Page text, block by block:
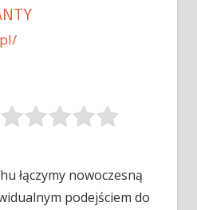
łączymy nowoczesną
podejściem do